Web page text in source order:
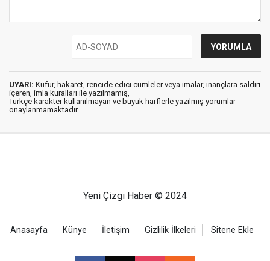
UYARI: Küfür, hakaret, rencide edici cümleler veya imalar, inançlara saldırı
içeren, imla kuralları ile yazılmamış,
Türkçe karakter kullanılmayan ve büyük harflerle yazılmış yorumlar
onaylanmamaktadır.
Yeni Çizgi Haber © 2024
Anasayfa Künye İletişim Gizlilik İlkeleri Sitene Ekle